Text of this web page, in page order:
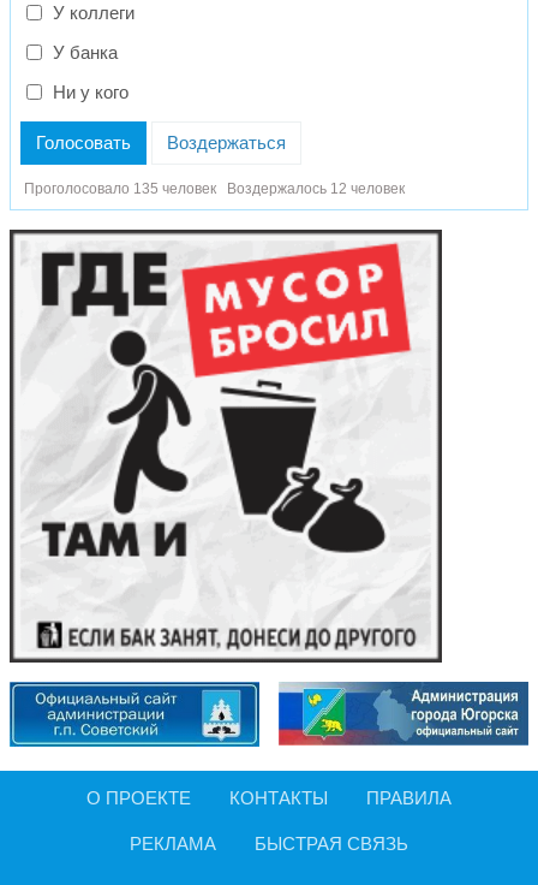
У коллеги
У банка
Ни у кого
Голосовать Воздержаться
Проголосовало 135 человек Воздержалось 12 человек
О ПРОЕКТЕ КОНТАКТЫ ПРАВИЛА
РЕКЛАМА БЫСТРАЯ СВЯЗЬ